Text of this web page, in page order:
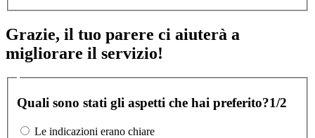
Grazie, il tuo parere ci aiuterà a
migliorare il servizio!
Quali sono stati gli aspetti che hai preferito?1/2
Le indicazioni erano chiare